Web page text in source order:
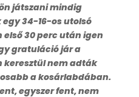
játszani mindig
egy 34-16-os utolsó
30 perc után igen
gratuláció jár a
keresztül nem adták
a kosárlabdában.
egyszer fent, nem